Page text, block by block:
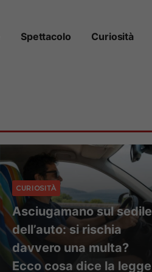
Spettacolo Curiosità
CURIOSITÀ
Asciugamano sul sedile
dell’auto: si rischia
davvero una multa?
Ecco cosa dice la legge